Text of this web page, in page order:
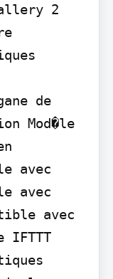
2
de
Mod�le
avec
avec
avec
IFTTT